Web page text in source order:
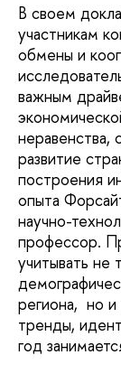
В своем
участникам
обмены и
важным
развитие
построения
опыта
научно-
профессор.
учитывать не
региона, но и
тренды,
год